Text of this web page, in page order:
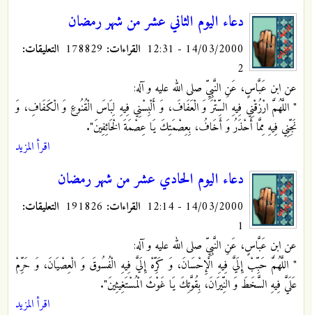
دعاء اليوم الثاني عشر من شهر رمضان
14/03/2000 - 12:31 القراءات:
التعليقات:
2
عن ابن عَبَّاسٍ، عَنِ النَّبِيِّ صلى الله عليه و آله:
" اللَّهُمَّ ارْزُقْنِي فِيهِ السِّتْرَ وَ الْعَفَافَ، وَ أَلْبِسْنِي فِيهِ لِبَاسَ الْقُنُوعِ وَ الْكَفَافِ، وَ
نَجِّنِي فِيهِ مِمَّا أَحْذَرُ وَ أَخَافُ، بِعِصْمَتِكَ يَا عِصْمَةَ الْخَائِفِينَ".
اقرأ المزيد
دعاء اليوم الحادي عشر من شهر رمضان
14/03/2000 - 12:14 القراءات:
التعليقات:
1
عن ابن عَبَّاسٍ، عَنِ النَّبِيِّ صلى الله عليه و آله:
" اللَّهُمَّ حَبِّبْ إِلَيَّ فِيهِ الْإِحْسَانَ، وَ كَرِّهْ إِلَيَّ فِيهِ الْفُسُوقَ وَ الْعِصْيَانَ، وَ حَرِّمْ
عَلَيَّ فِيهِ السَّخَطَ وَ النِّيرَانَ، بِقُوَّتِكَ يَا غَوْثَ الْمُسْتَغِيثِينَ".
اقرأ المزيد